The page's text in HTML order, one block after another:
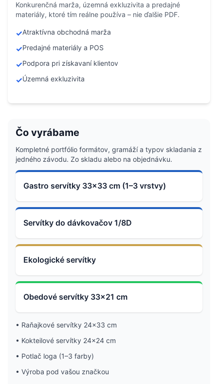
Konkurenčná marža, územná exkluzivita a predajné
materiály, ktoré tím reálne používa – nie ďalšie PDF.
✓Atraktívna obchodná marža
✓Predajné materiály a POS
✓Podpora pri získavaní klientov
✓Územná exkluzivita
Čo vyrábame
Kompletné portfólio formátov, gramáží a typov skladania z
jedného závodu. Zo skladu alebo na objednávku.
Gastro servítky 33×33 cm (1–3 vrstvy)
Servítky do dávkovačov 1/8D
Ekologické servítky
Obedové servítky 33×21 cm
• Raňajkové servítky 24×33 cm
• Kokteilové servítky 24×24 cm
• Potlač loga (1–3 farby)
• Výroba pod vašou značkou